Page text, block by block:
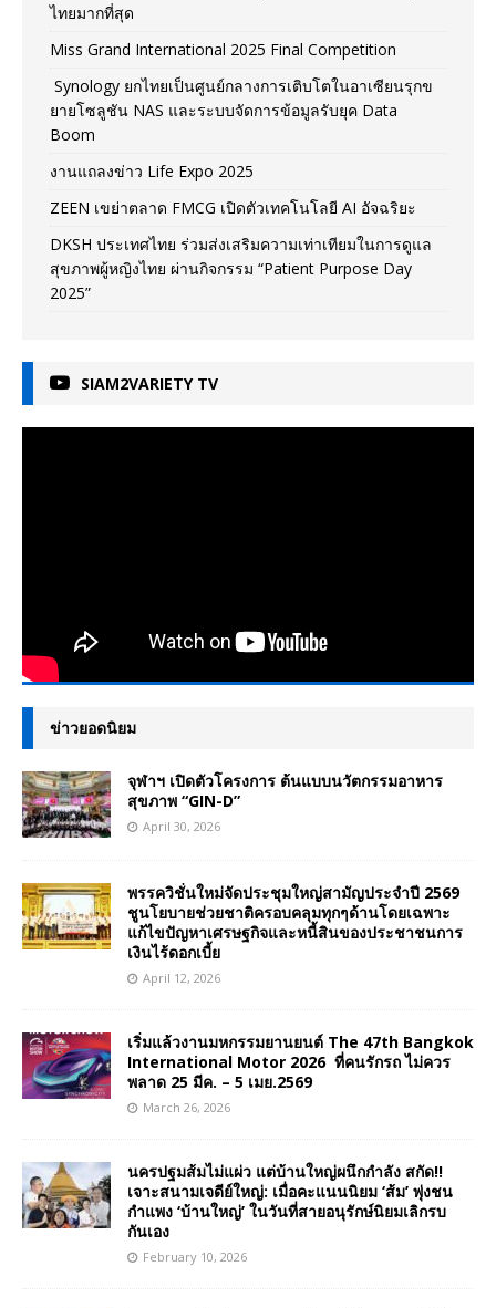
ไทยมากที่สุด
Miss Grand International 2025 Final Competition
Synology ยกไทยเป็นศูนย์กลางการเติบโตในอาเซียนรุกข
ยายโซลูชัน NAS และระบบจัดการข้อมูลรับยุค Data
Boom
งานแถลงข่าว Life Expo 2025
ZEEN เขย่าตลาด FMCG เปิดตัวเทคโนโลยี AI อัจฉริยะ
DKSH ประเทศไทย ร่วมส่งเสริมความเท่าเทียมในการดูแล
สุขภาพผู้หญิงไทย ผ่านกิจกรรม “Patient Purpose Day
2025”
SIAM2VARIETY TV
ข่าวยอดนิยม
จุฬาฯ เปิดตัวโครงการ ต้นแบบนวัตกรรมอาหาร
สุขภาพ “GIN-D”
April 30, 2026
พรรควิชั่นใหม่จัดประชุมใหญ่สามัญประจำปี 2569
ชูนโยบายช่วยชาติครอบคลุมทุกๆด้านโดยเฉพาะ
แก้ไขปัญหาเศรษฐกิจและหนี้สินของประชาชนการ
เงินไร้ดอกเบี้ย
April 12, 2026
เริ่มแล้วงานมหกรรมยานยนต์ The 47th Bangkok
International Motor 2026 ที่คนรักรถ ไม่ควร
พลาด 25 มีค. – 5 เมย.2569
March 26, 2026
นครปฐมส้มไม่แผ่ว แต่บ้านใหญ่ผนึกกำลัง สกัด!!
เจาะสนามเจดีย์ใหญ่: เมื่อคะแนนนิยม ‘ส้ม’ พุ่งชน
กำแพง ‘บ้านใหญ่’ ในวันที่สายอนุรักษ์นิยมเลิกรบ
กันเอง
February 10, 2026